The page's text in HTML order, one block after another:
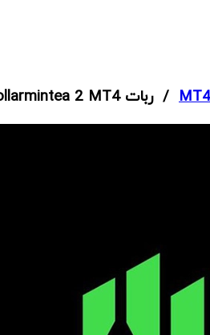
/ ربات Dollarmintea 2 MT4